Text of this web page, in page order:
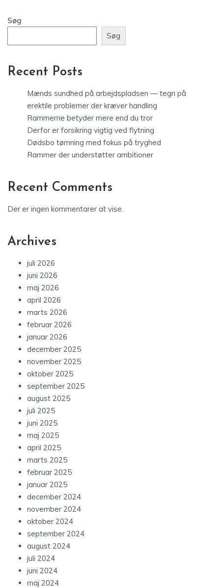
Søg
Søg
Recent Posts
Mænds sundhed på arbejdspladsen — tegn på
erektile problemer der kræver handling
Rammerne betyder mere end du tror
Derfor er forsikring vigtig ved flytning
Dødsbo tømning med fokus på tryghed
Rammer der understøtter ambitioner
Recent Comments
Der er ingen kommentarer at vise.
Archives
juli 2026
juni 2026
maj 2026
april 2026
marts 2026
februar 2026
januar 2026
december 2025
november 2025
oktober 2025
september 2025
august 2025
juli 2025
juni 2025
maj 2025
april 2025
marts 2025
februar 2025
januar 2025
december 2024
november 2024
oktober 2024
september 2024
august 2024
juli 2024
juni 2024
maj 2024